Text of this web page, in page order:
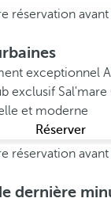
réservation avant
exceptionnel
exclusif Sal'mare
et moderne
Réserver
réservation avant
dernière